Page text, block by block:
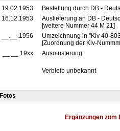
19.02.1953
Bestellung durch DB -
16.12.1953
Auslieferung an DB -
[weitere Nummer 44 M 21]
__.__.1956
Umzeichnung in "Klv 40-
[Zuordnung der Klv-
__.__.19xx
Ausmusterung
Verbleib unbekannt
Fotos
Ergänzungen zum